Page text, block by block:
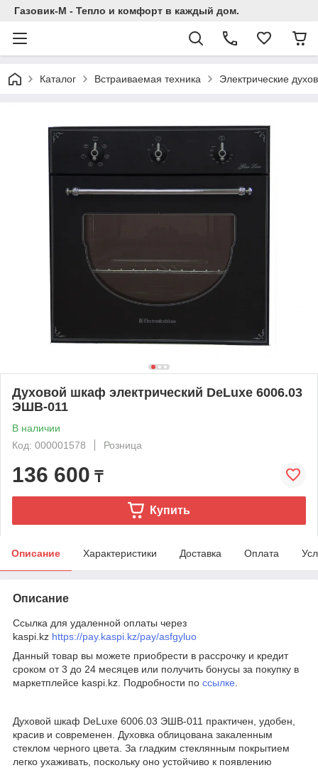
Газовик-М - Тепло и комфорт в каждый дом.
Каталог Встраиваемая техника Электрические
Духовой шкаф электрический DeLuxe 6006.03
ЭШВ-011
В наличии
Код: 000001578
Розница
136 600 ₸
Купить
Описание Характеристики Доставка Оплата
Описание
Ссылка для удаленной оплаты через
kaspi.kz https://pay.kaspi.kz/pay/asfgyluo
Данный товар вы можете приобрести в рассрочку и кредит
сроком от 3 до 24 месяцев или получить бонусы за покупку в
маркетплейсе kaspi.kz. Подробности по ссылке
Духовой шкаф DeLuxe 6006.03 ЭШВ-011 практичен, удобен,
красив и современен. Духовка облицована закаленным
стеклом черного цвета. За гладким стеклянным покрытием
легко ухаживать, поскольку оно устойчиво к появлению